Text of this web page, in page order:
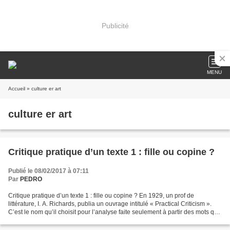
Publicité
MENU
Accueil » culture er art
culture er art
Critique pratique d’un texte 1 : fille ou copine ?
Publié le 08/02/2017 à 07:11
Par PEDRO
Critique pratique d’un texte 1 : fille ou copine ? En 1929, un prof de
littérature, I. A. Richards, publia un ouvrage intitulé « Practical Criticism ».
C’est le nom qu’il choisit pour l’analyse faite seulement à partir des mots qui